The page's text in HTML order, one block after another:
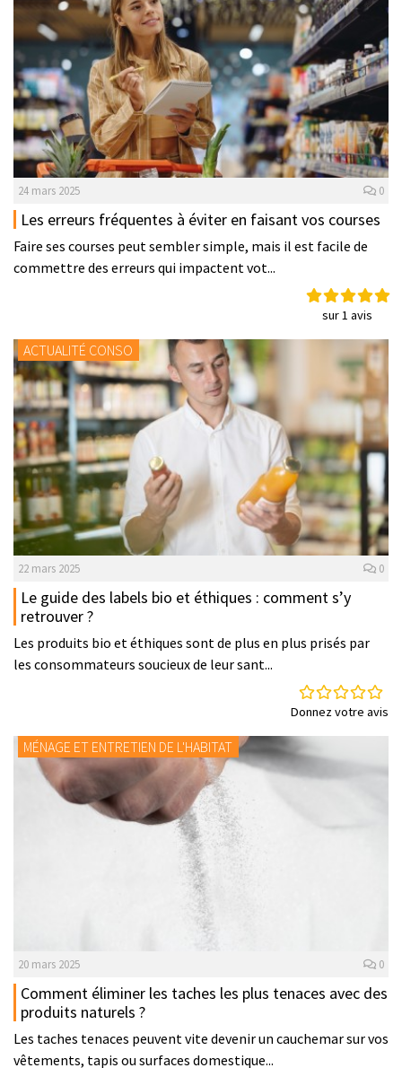
24 mars 2025 0
Les erreurs fréquentes à éviter en faisant vos courses
Faire ses courses peut sembler simple, mais il est facile de
commettre des erreurs qui impactent vot...
sur 1 avis
ACTUALITÉ CONSO
22 mars 2025 0
Le guide des labels bio et éthiques : comment s’y
retrouver ?
Les produits bio et éthiques sont de plus en plus prisés par
les consommateurs soucieux de leur sant...
Donnez votre avis
MÉNAGE ET ENTRETIEN DE L'HABITAT
20 mars 2025 0
Comment éliminer les taches les plus tenaces avec des
produits naturels ?
Les taches tenaces peuvent vite devenir un cauchemar sur vos
vêtements, tapis ou surfaces domestique...